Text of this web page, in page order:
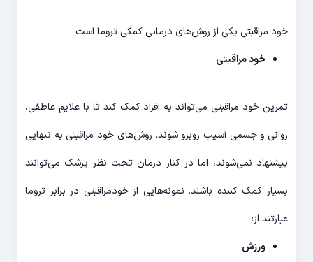
خود مراقبتی یکی از روش‌های درمانی کمکی تروما است
خود مراقبتی
تمرین خود مراقبتی می‌تواند به افراد کمک کند تا با علایم عاطفی،
روانی و جسمی آسیب روبرو شوند. روش‌های خود مراقبتی به تنهایی
پیشنهاد نمی‌شوند، اما در کنار درمان تحت نظر پزشک می‌توانند
بسیار کمک کننده باشند. نمونه‌هایی از خودمراقبتی در برابر تروما
عبارتند از:
ورزش